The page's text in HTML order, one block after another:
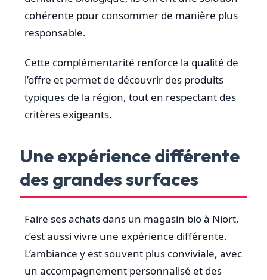
cohérente pour consommer de manière plus
responsable.
Cette complémentarité renforce la qualité de
l’offre et permet de découvrir des produits
typiques de la région, tout en respectant des
critères exigeants.
Une expérience différente
des grandes surfaces
Faire ses achats dans un magasin bio à Niort,
c’est aussi vivre une expérience différente.
L’ambiance y est souvent plus conviviale, avec
un accompagnement personnalisé et des